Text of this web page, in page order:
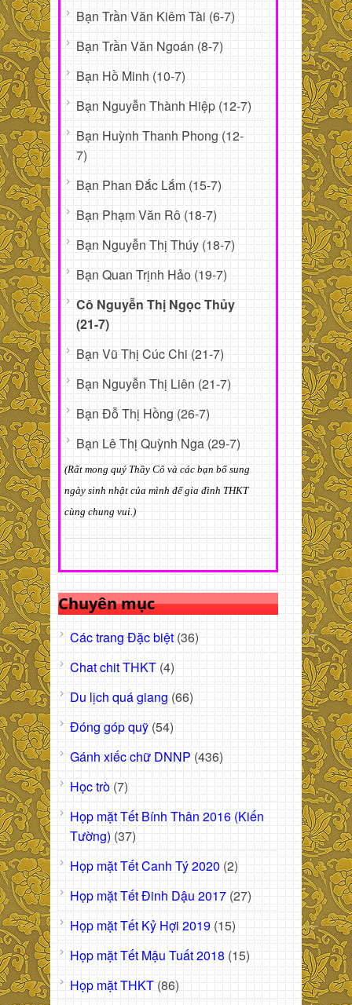
Bạn Trần Văn Kiêm Tài (6-7)
Bạn Trần Văn Ngoán (8-7)
Bạn Hồ Minh (10-7)
Bạn Nguyễn Thành Hiệp (12-7)
Bạn Huỳnh Thanh Phong (12-
7)
Bạn Phan Đắc Lắm (15-7)
Bạn Phạm Văn Rô (18-7)
Bạn Nguyễn Thị Thúy (18-7)
Bạn Quan Trịnh Hảo (19-7)
Cô Nguyễn Thị Ngọc Thủy
(21-7)
Bạn Vũ Thị Cúc Chi (21-7)
Bạn Nguyễn Thị Liên (21-7)
Bạn Đỗ Thị Hồng (26-7)
Bạn Lê Thị Quỳnh Nga (29-7)
(Rất mong quý Thầy Cô và các bạn bổ sung
ngày sinh nhật của mình để gia đình THKT
cùng chung vui.)
Chuyên mục
Các trang Đặc biệt (36)
Chat chit THKT (4)
Du lịch quá giang (66)
Đóng góp quỹ (54)
Gánh xiếc chữ DNNP (436)
Học trò (7)
Họp mặt Tết Bính Thân 2016 (Kiến
Tường) (37)
Họp mặt Tết Canh Tý 2020 (2)
Họp mặt Tết Đinh Dậu 2017 (27)
Họp mặt Tết Kỷ Hợi 2019 (15)
Họp mặt Tết Mậu Tuất 2018 (15)
Họp mặt THKT (86)